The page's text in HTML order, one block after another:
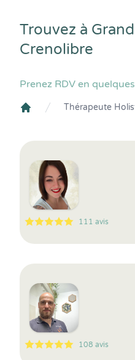
Trouvez à
Crenolibre
Prenez RDV en
Thérapeute
5
1
5
111 111 avis
5
1
5
108 108 avis